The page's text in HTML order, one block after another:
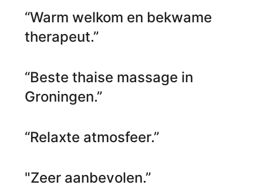
“Warm welkom en bekwame
therapeut.”
“Beste thaise massage in
Groningen.”
“Relaxte atmosfeer.”
"Zeer aanbevolen.”